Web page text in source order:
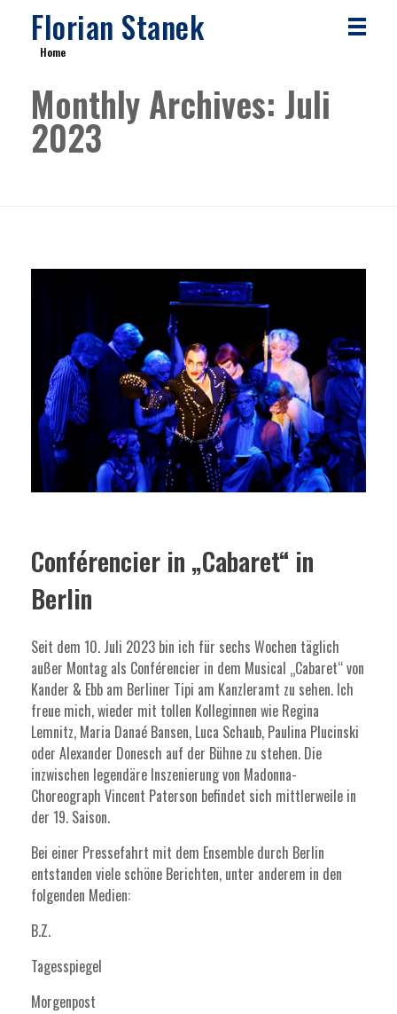
Florian Stanek
Home
Monthly Archives: Juli
2023
Conférencier in „Cabaret“ in
Berlin
Seit dem 10. Juli 2023 bin ich für sechs Wochen täglich
außer Montag als Conférencier in dem Musical „Cabaret“ von
Kander & Ebb am Berliner Tipi am Kanzleramt zu sehen. Ich
freue mich, wieder mit tollen Kolleginnen wie Regina
Lemnitz, Maria Danaé Bansen, Luca Schaub, Paulina Plucinski
oder Alexander Donesch auf der Bühne zu stehen. Die
inzwischen legendäre Inszenierung von Madonna-
Choreograph Vincent Paterson befindet sich mittlerweile in
der 19. Saison.
Bei einer Pressefahrt mit dem Ensemble durch Berlin
entstanden viele schöne Berichten, unter anderem in den
folgenden Medien:
B.Z.
Tagesspiegel
Morgenpost